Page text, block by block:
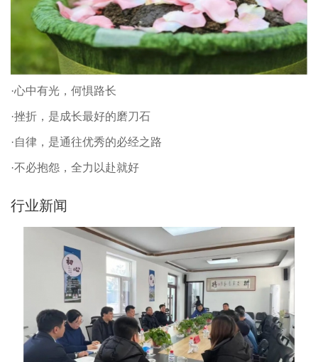
·心中有光，何惧路长
·挫折，是成长最好的磨刀石
·自律，是通往优秀的必经之路
·不必抱怨，全力以赴就好
行业新闻